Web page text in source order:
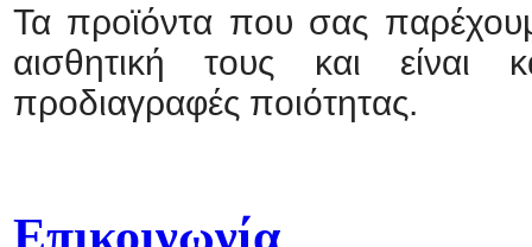
Τα προϊόντα που σας
αισθητική τους και είναι
προδιαγραφές ποιότητας.
Επικοινωνία